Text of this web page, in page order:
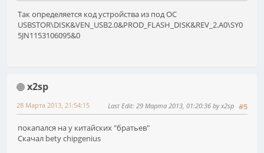
Так определяется код устройства из под ОС
USBSTOR\DISK&VEN_USB2.0&PROD_FLASH_DISK&REV_2.A0\SY0
5JN1153106095&0
x2sp
#5
28 Марта 2013, 21:54:15 Last Edit: 29 Марта 2013, 01:20:36 by x2sp
покапался на у китайских "братьев"
Скачал bety chipgenius